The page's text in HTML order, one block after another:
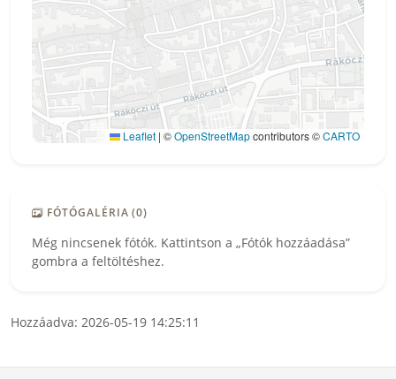
Leaflet | ©OpenStreetMapcontributors ©CARTO
FÓTÓGALÉRIA (0)
Még nincsenek fótók. Kattintson a „Fótók hozzáadása”
gombra a feltöltéshez.
Hozzáadva: 2026-05-19 14:25:11